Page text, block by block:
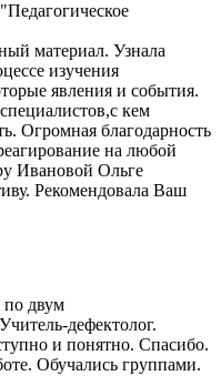
материал. Узнала
изучения
явления и события.
кем
Огромная благодарность
на любой
Ивановой Ольге
Рекомендовала Ваш
по двум
дефектолог.
и понятно. Спасибо.
Обучались группами.